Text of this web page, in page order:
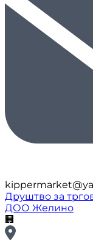
Друштво за
ДОО Желино
🏢